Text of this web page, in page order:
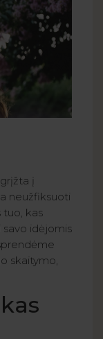
į
neužfiksuoti
tuo, kas
savo idėjomis
skaitymo,